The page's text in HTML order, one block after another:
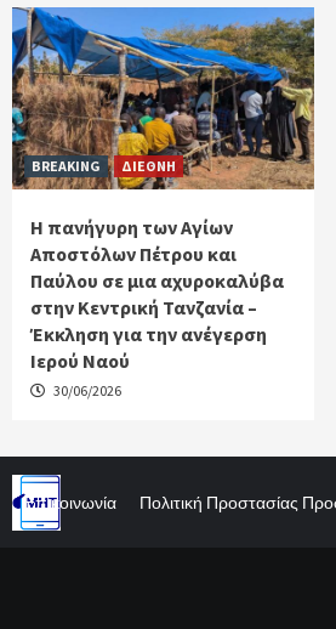
BREAKING ΔΙΕΘΝΗ
Η πανήγυρη των Αγίων
Αποστόλων Πέτρου και
Παύλου σε μια αχυροκαλύβα
στην Κεντρική Τανζανία –
Έκκληση για την ανέγερση
Ιερού Ναού
30/06/2026
Επικοινωνία Πολιτική Προστασίας